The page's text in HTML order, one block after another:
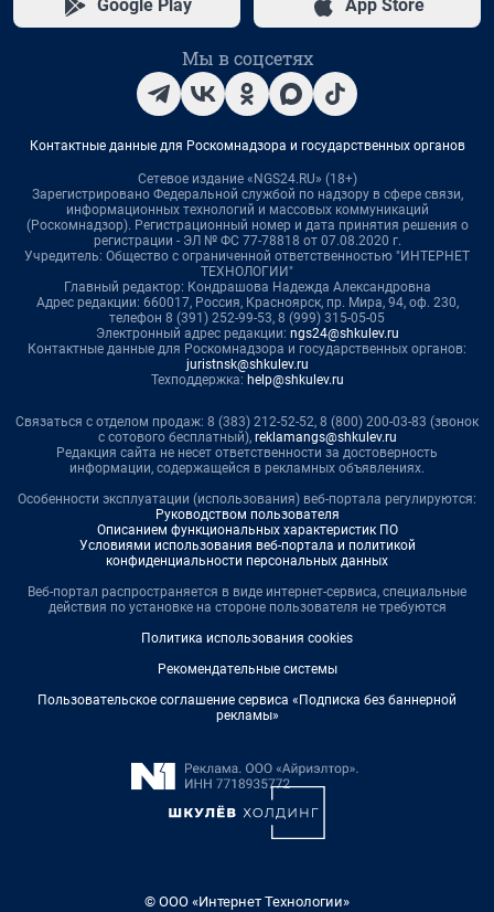
Google Play App Store
Мы в соцсетях
Контактные данные для Роскомнадзора и государственных органов
Сетевое издание «NGS24.RU» (18+)
Зарегистрировано Федеральной службой по надзору в сфере связи,
информационных технологий и массовых коммуникаций
(Роскомнадзор). Регистрационный номер и дата принятия решения о
регистрации - ЭЛ № ФС 77-78818 от 07.08.2020 г.
Учредитель: Общество с ограниченной ответственностью "ИНТЕРНЕТ
ТЕХНОЛОГИИ"
Главный редактор: Кондрашова Надежда Александровна
Адрес редакции: 660017, Россия, Красноярск, пр. Мира, 94, оф. 230,
телефон 8 (391) 252-99-53, 8 (999) 315-05-05
Электронный адрес редакции: ngs24@shkulev.ru
Контактные данные для Роскомнадзора и государственных органов:
juristnsk@shkulev.ru
Техподдержка: help@shkulev.ru
Связаться с отделом продаж: 8 (383) 212-52-52, 8 (800) 200-03-83 (звонок
с сотового бесплатный), reklamangs@shkulev.ru
Редакция сайта не несет ответственности за достоверность
информации, содержащейся в рекламных объявлениях.
Особенности эксплуатации (использования) веб-портала регулируются:
Руководством пользователя
Описанием функциональных характеристик ПО
Условиями использования веб-портала и политикой
конфиденциальности персональных данных
Веб-портал распространяется в виде интернет-сервиса, специальные
действия по установке на стороне пользователя не требуются
Политика использования cookies
Рекомендательные системы
Пользовательское соглашение сервиса «Подписка без баннерной
рекламы»
© ООО «Интернет Технологии»